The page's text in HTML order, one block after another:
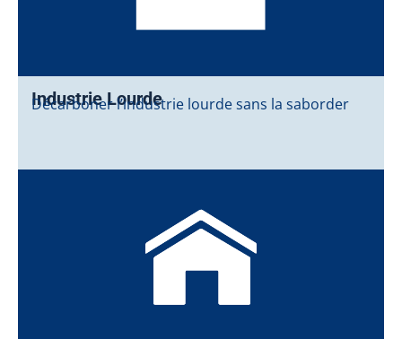
Industrie Lourde
Décarboner l’industrie lourde sans la saborder